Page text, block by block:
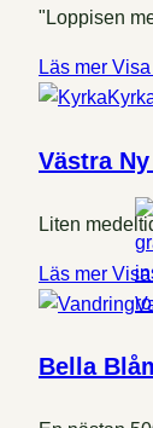
"Loppisen
Läs mer
Västra
Liten
Läs mer
Bella